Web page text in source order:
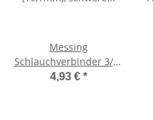
Messing
Schlauchverbinder 3/4"
(19,1mm), schwere
4,93 € *